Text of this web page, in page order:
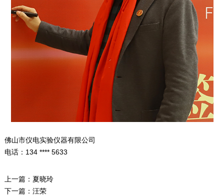
佛山市仪电实验仪器有限公司
电话：134 **** 5633
上一篇： 夏晓玲
下一篇： 汪荣